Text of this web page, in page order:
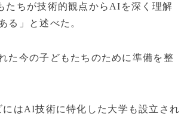
たちが技術的観点からAIを深く理解
る」と述べた。
た今の子どもたちのために準備を整
はAI技術に特化した大学も設立され